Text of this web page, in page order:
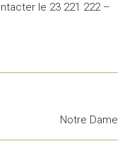
le 23 221 222 –
Notre Dame